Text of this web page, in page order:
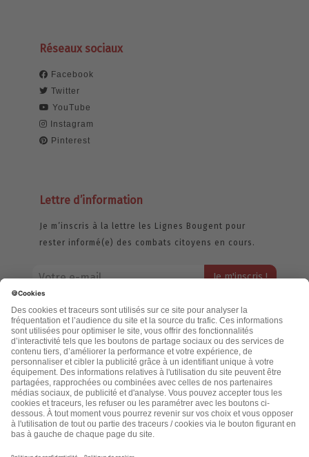
Réseaux sociaux
Facebook
Twitter
YouTube
Instagram
Pinterest
Lettre d’information
Je m’inscris à la lettre les Lignes Bougent pour
rester informé(e) des combats citoyens en cours.
jamais échangée. Pour consulter notre politique de confidentialité,
cliquez ici.
Accueil
Politique de confidentialité
Cookies